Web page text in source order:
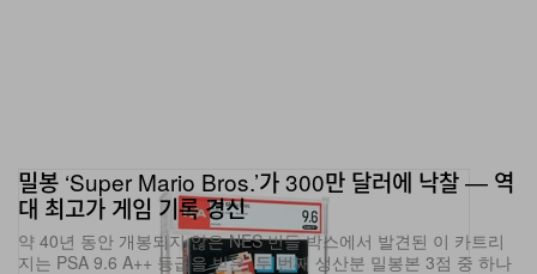
대 최고가 게임 기록 경신
약 40년 동안 개봉되지 않은 NES 번들 박스에서 발견된 이 카트리
지는 PSA 9.6 A++ 등급을 받은, 두 번째 생산분 밀봉본 3점 중 하나
로 알려진 초희귀 품목입니다.